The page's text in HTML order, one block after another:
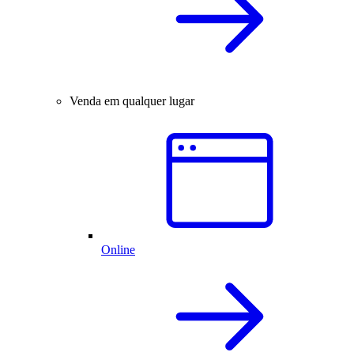
Venda em qualquer lugar
Online